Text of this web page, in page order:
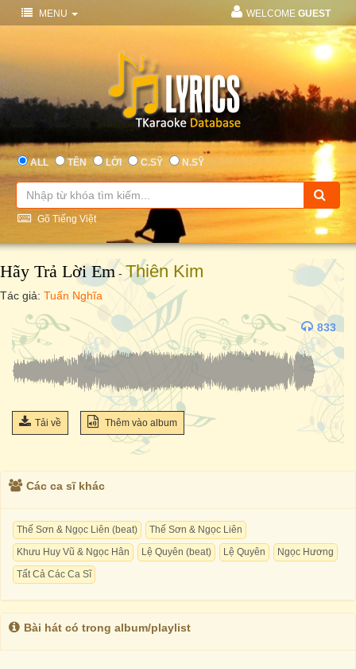
MENU WELCOME GUEST
ALL TÊN LỜI C.SỸ N.SỸ
Gõ Tiếng Việt
Hãy Trả Lời Em - Thiên Kim
Tác giả: Tuấn Nghĩa
833
Tải về Thêm vào album
Các ca sĩ khác
Thế Sơn & Ngọc Liên (beat)
Thế Sơn & Ngọc Liên
Khưu Huy Vũ & Ngọc Hân
Lệ Quyên (beat) Lệ Quyên
Ngọc Hương
Tất Cả Các Ca Sĩ
Bài hát có trong album/playlist